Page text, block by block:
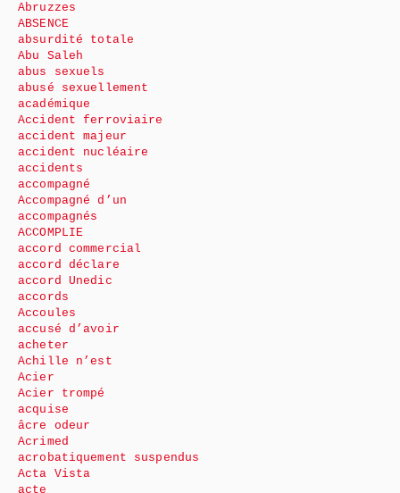
Abruzzes
ABSENCE
absurdité totale
Abu Saleh
abus sexuels
abusé sexuellement
académique
Accident ferroviaire
accident majeur
accident nucléaire
accidents
accompagné
Accompagné d’un
accompagnés
ACCOMPLIE
accord commercial
accord déclare
accord Unedic
accords
Accoules
accusé d’avoir
acheter
Achille n’est
Acier
Acier trompé
acquise
âcre odeur
Acrimed
acrobatiquement suspendus
Acta Vista
acte